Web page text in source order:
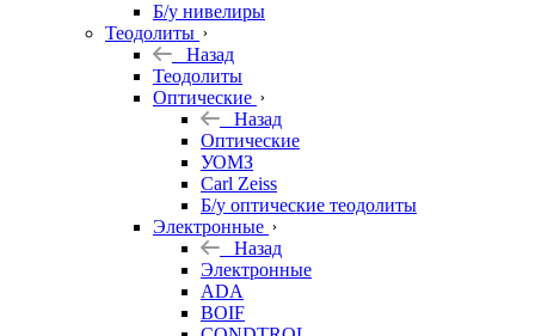
Б/у нивелиры
Теодолиты
Назад
Теодолиты
Оптические
Назад
Оптические
УОМЗ
Carl Zeiss
Б/у оптические теодолиты
Электронные
Назад
Электронные
ADA
BOIF